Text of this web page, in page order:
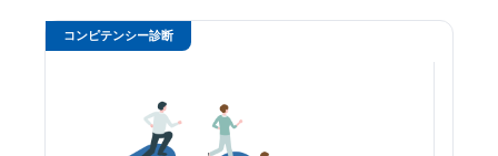
コンピテンシー診断